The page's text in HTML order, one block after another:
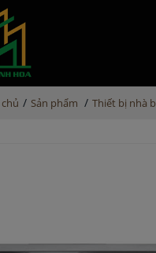
/ Sản phẩm / Thiết bị nhà